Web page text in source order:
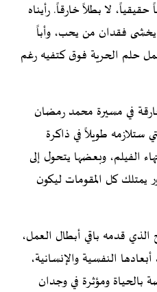
لا بطلاً خارقاً. رأيناه
فقدان من يحب، وأباً
حلم الحرية فوق كتفيه رغم
في مسيرة محمد رمضان
ستلازمه طويلاً في ذاكرة
الفيلم، وبعضها يتحول إلى
يمتلك كل المقومات ليكون
قدمه باقي أبطال العمل،
النفسية والإنسانية،
بالحياة ومؤثرة في وجدان